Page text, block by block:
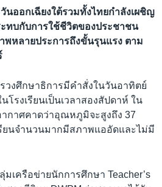
นออกเฉียงใต้รวมทั้งไทยกำลังเผชิญ
ทบกับการใช้ชีวิตของประชาชน
พหลายประการถึงขั้นรุนแรง ตาม
วงศึกษาธิการมีคำสั่งในวันอาทิตย์
โรงเรียนเป็นเวลาสองสัปดาห์ ใน
กาศคาดว่าอุณหภูมิจะสูงถึง 37
ยนจำนวนมากมีสภาพแออัดและไม่มี
เครือข่ายนักการศึกษา Teacher’s